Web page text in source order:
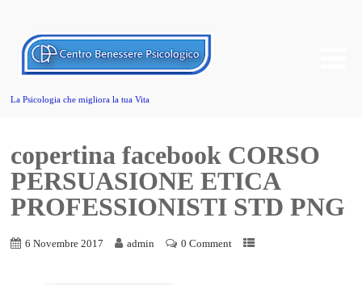
La Psicologia che migliora la tua Vita
copertina facebook CORSO
PERSUASIONE ETICA
PROFESSIONISTI STD PNG
6 Novembre 2017 admin 0 Comment